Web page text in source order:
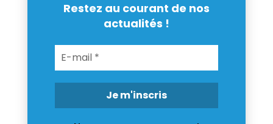
Restez au courant de nos
actualités !